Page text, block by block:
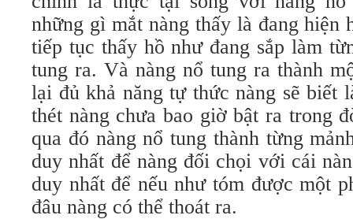
những gì mắt nàng thấy là đang hiện
tiếp tục thấy hồ như đang sắp làm
tung ra. Và nàng nổ tung ra thành
lại đủ khả năng tự thức nàng sẽ biết
thét nàng chưa bao giờ bật ra trong
qua đó nàng nổ tung thành từng
duy nhất để nàng đối chọi với cái
duy nhất để nếu như tóm được một
đâu nàng có thể thoát ra.